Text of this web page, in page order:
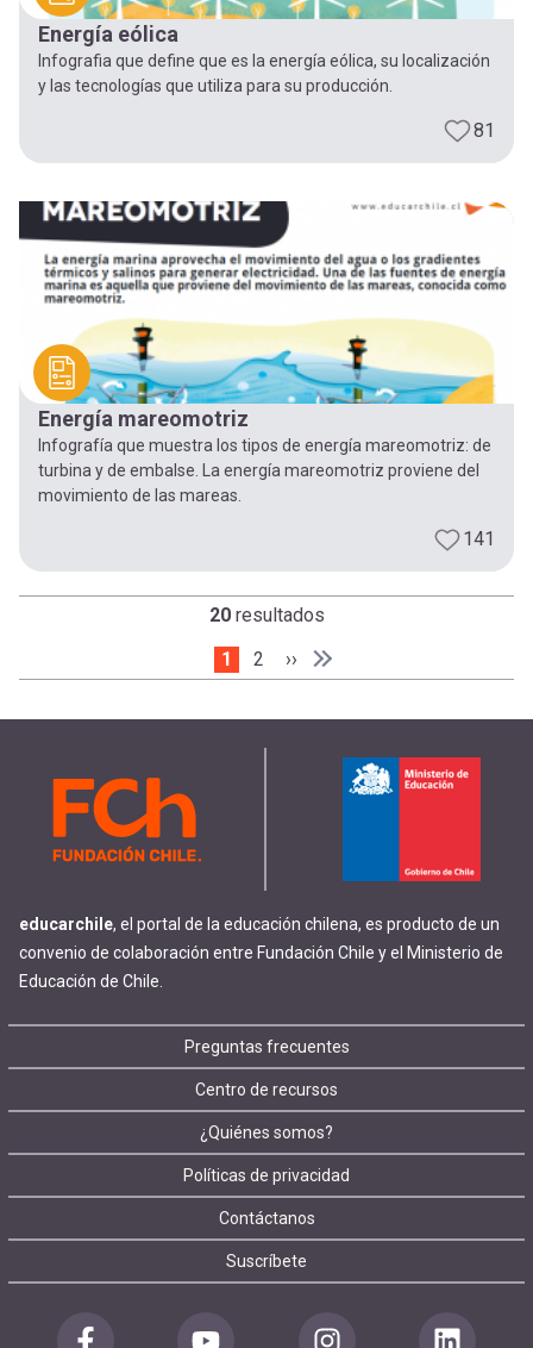
Energía eólica
Infografia que define que es la energía eólica, su localización
y las tecnologías que utiliza para su producción.
81
Energía mareomotriz
Infografía que muestra los tipos de energía mareomotriz: de
turbina y de embalse. La energía mareomotriz proviene del
movimiento de las mareas.
141
20resultados
Página actual
1 Page
2 Siguiente página
›› Última página
Última »
educarchile, el portal de la educación chilena, es producto de un
convenio de colaboración entre Fundación Chile y el Ministerio de
Educación de Chile.
Footer
menu
Preguntas frecuentes
Centro de recursos
¿Quiénes somos?
Políticas de privacidad
Contáctanos
Suscríbete